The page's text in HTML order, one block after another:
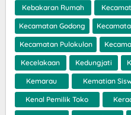
Kebakaran Rumah
Kecamatan Godong
Kecamatan Pulokulon
Kecelakaan Kedungjati
Kemarau Kematian
Kenal Pemilik Toko